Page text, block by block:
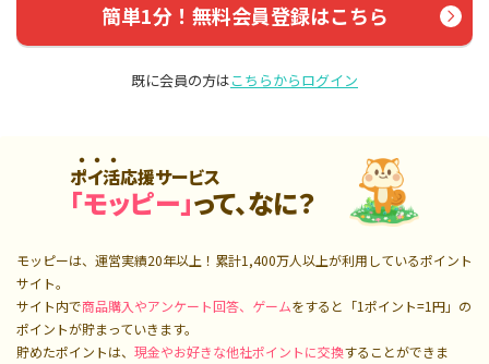
簡単1分！無料会員登録はこちら
既に会員の方はこちらからログイン
ポイ活応援サービス
「モッピー」って、なに？
モッピーは、運営実績20年以上！累計1,400万人以上が利用しているポイント
サイト。
サイト内で商品購入やアンケート回答、ゲームをすると「1ポイント=1円」の
ポイントが貯まっていきます。
貯めたポイントは、 現金やお好きな他社ポイントに交換することができま